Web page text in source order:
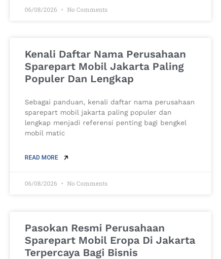
06/08/2026 No Comments
Kenali Daftar Nama Perusahaan
Sparepart Mobil Jakarta Paling
Populer Dan Lengkap
Sebagai panduan, kenali daftar nama perusahaan
sparepart mobil jakarta paling populer dan
lengkap menjadi referensi penting bagi bengkel
mobil matic
READ MORE
06/08/2026 No Comments
Pasokan Resmi Perusahaan
Sparepart Mobil Eropa Di Jakarta
Terpercaya Bagi Bisnis